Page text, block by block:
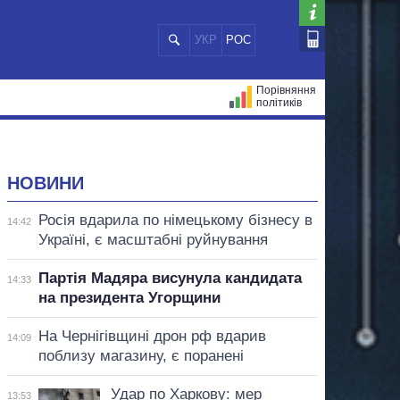
УКР РОС
Порівняння
політиків
НОВИНИ
14:42
Росія вдарила по німецькому бізнесу в
Україні, є масштабні руйнування
14:33
Партія Мадяра висунула кандидата
на президента Угорщини
14:09
На Чернігівщині дрон рф вдарив
поблизу магазину, є поранені
13:53
Удар по Харкову: мер